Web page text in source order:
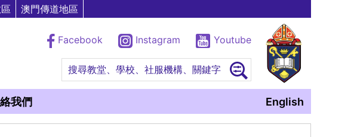
澳門傳道地區
Facebook Instagram Youtube
搜尋教堂、學校、社服機構、關鍵字
我們 English